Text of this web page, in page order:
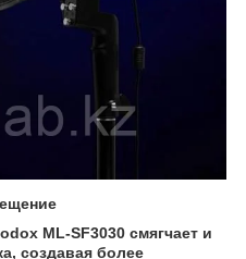
ML-SF3030 смягчает и
создавая более